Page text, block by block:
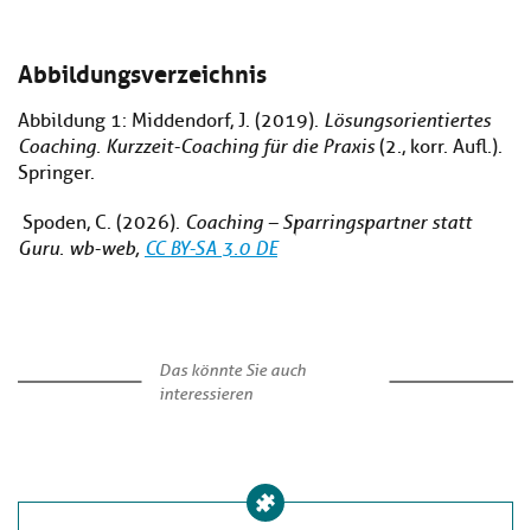
Abbildungsverzeichnis
Abbildung 1: Middendorf, J. (2019). Lösungsorientiertes
Coaching. Kurzzeit-Coaching für die Praxis(2., korr. Aufl.).
Springer.
Spoden, C. (2026). Coaching – Sparringspartner statt
Guru. wb-web, CC BY-SA 3.0 DE
Das könnte Sie auch
interessieren